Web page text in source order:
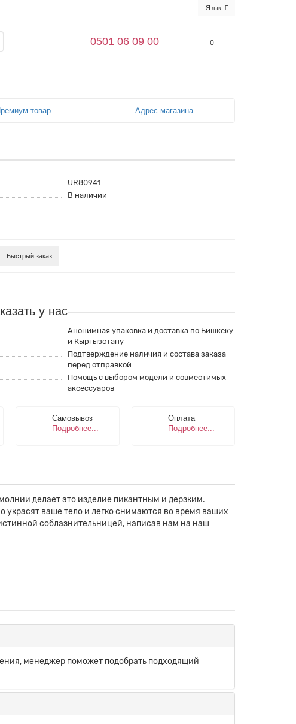
Язык
0501 06 09 00 0
товар Адрес магазина
UR80941
В наличии
Быстрый заказ
у нас
Анонимная упаковка и доставка по Бишкеку
и Кыргызстану
Подтверждение наличия и состава заказа
перед отправкой
Помощь с выбором модели и совместимых
аксессуаров
Самовывоз
Подробнее...
Оплата
Подробнее...
делает это изделие пикантным и дерзким.
ваше тело и легко снимаются во время ваших
соблазнительницей, написав нам на наш
менеджер поможет подобрать подходящий